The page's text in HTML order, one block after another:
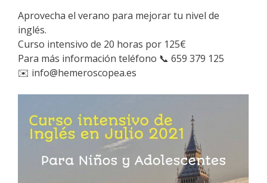
Aprovecha el verano para mejorar tu nivel de
inglés.
Curso intensivo de 20 horas por 125€
Para más información teléfono 📞 659 379 125
✉️ info@hemeroscopea.es